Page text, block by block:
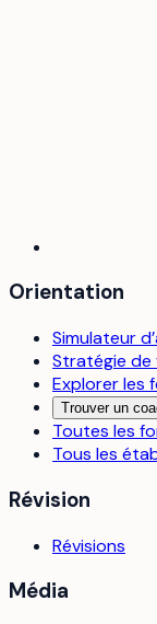
Orientation
Simulateur
Stratégie
Explorer les
Trouver un
Toutes les
Tous les
Révision
Révisions
Média